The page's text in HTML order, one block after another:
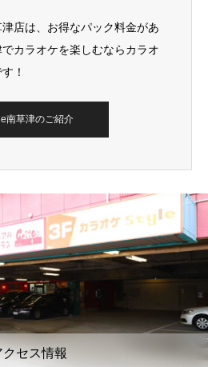
店は、お得なパック料金があ
カラオケを楽しむならカラオ
！
南草津のご紹介
クセス情報